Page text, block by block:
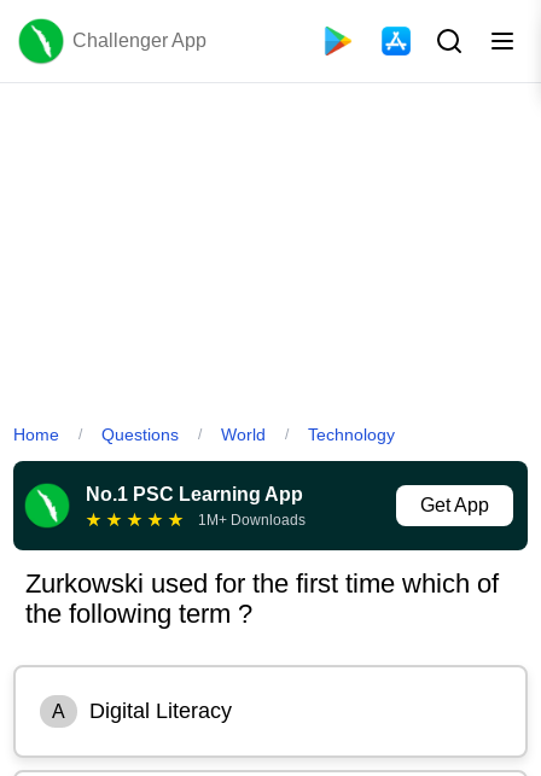
Challenger App
Home / Questions / World / Technology
No.1 PSC Learning App
★ ★ ★ ★ ★ 1M+ Downloads
Get App
Zurkowski used for the first time which of
the following term ?
A Digital Literacy